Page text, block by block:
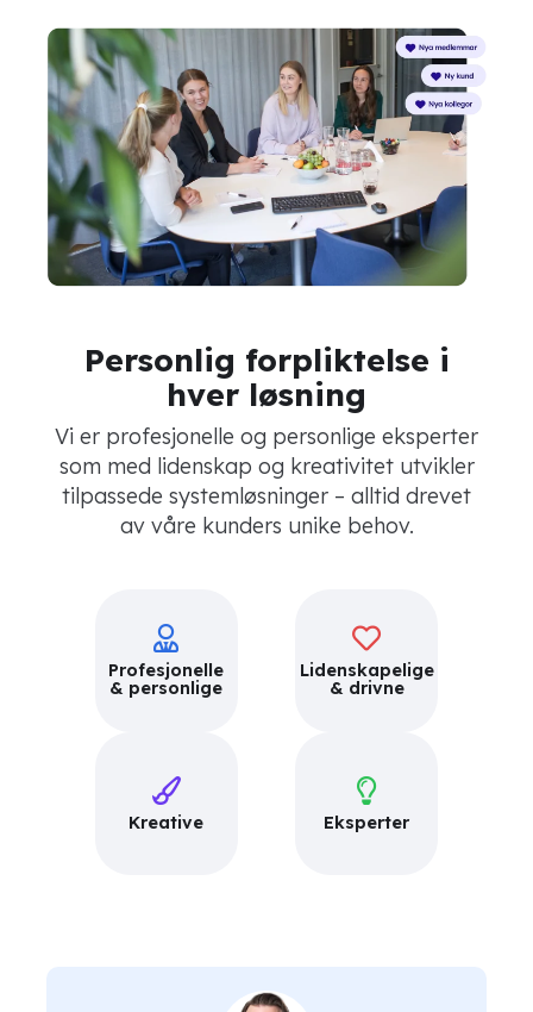
Personlig forpliktelse i
hver løsning
Vi er profesjonelle og personlige eksperter
som med lidenskap og kreativitet utvikler
tilpassede systemløsninger – alltid drevet
av våre kunders unike behov.
Profesjonelle
& personlige
Lidenskapelige
& drivne
Kreative Eksperter